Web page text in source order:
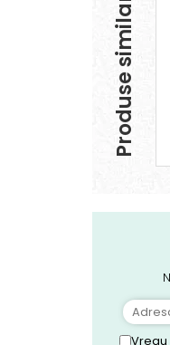
Produse similare